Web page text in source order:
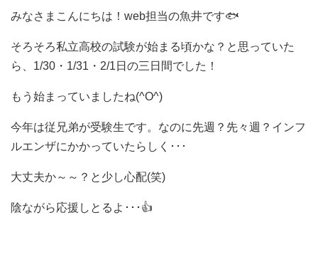
みなさまこんにちは！web担当の魚井です🐟
そろそろ私立高校の試験が始まる頃かな？と思っていた
ら、1/30・1/31・2/1日の三日間でした！
もう始まっていましたね(^O^)
今年は従兄弟が受験生です。なのに先週？先々週？インフ
ルエンザにかかっていたらしく･･･
大丈夫か～～？と少し心配(笑)
陰ながら応援しとるよ･･･👍